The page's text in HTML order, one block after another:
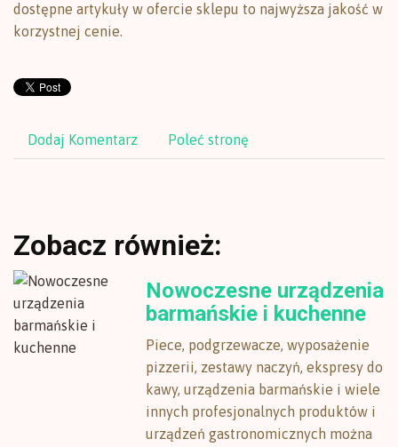
dostępne artykuły w ofercie sklepu to najwyższa jakość w
korzystnej cenie.
Dodaj Komentarz Poleć stronę
Zobacz również:
Nowoczesne urządzenia
barmańskie i kuchenne
Piece, podgrzewacze, wyposażenie
pizzerii, zestawy naczyń, ekspresy do
kawy, urządzenia barmańskie i wiele
innych profesjonalnych produktów i
urządzeń gastronomicznych można